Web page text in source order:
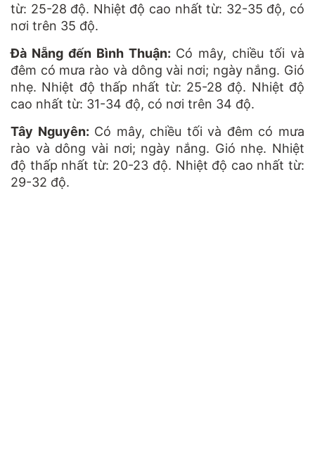
từ: 25-28 độ. Nhiệt độ cao nhất từ: 32-35 độ, có
nơi trên 35 độ.
Đà Nẵng đến Bình Thuận: Có mây, chiều tối và
đêm có mưa rào và dông vài nơi; ngày nắng. Gió
nhẹ. Nhiệt độ thấp nhất từ: 25-28 độ. Nhiệt độ
cao nhất từ: 31-34 độ, có nơi trên 34 độ.
Tây Nguyên: Có mây, chiều tối và đêm có mưa
rào và dông vài nơi; ngày nắng. Gió nhẹ. Nhiệt
độ thấp nhất từ: 20-23 độ. Nhiệt độ cao nhất từ:
29-32 độ.